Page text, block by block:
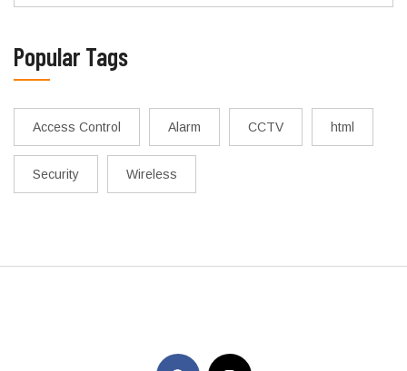
Popular Tags
Access Control Alarm CCTV html
Security Wireless